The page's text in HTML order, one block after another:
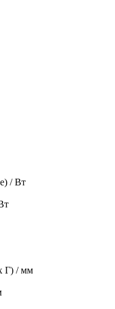
/ Вт
Г) / мм